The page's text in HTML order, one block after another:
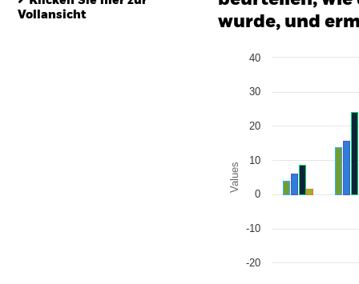
Vollansicht
wurde, und
Bar chart with 4 data
The chart has 1 Y axis
Values
-20
-10
0
10
20
30
40